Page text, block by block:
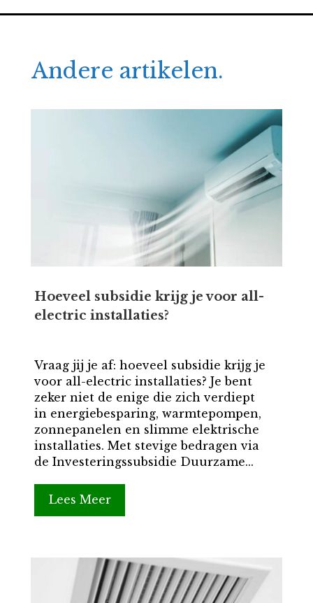
Andere artikelen.
Hoeveel subsidie krijg je voor all-
electric installaties?
Vraag jij je af: hoeveel subsidie krijg je
voor all-electric installaties? Je bent
zeker niet de enige die zich verdiept
in energiebesparing, warmtepompen,
zonnepanelen en slimme elektrische
installaties. Met stevige bedragen via
de Investeringssubsidie Duurzame...
Lees Meer